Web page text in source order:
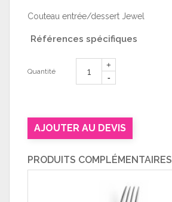
Couteau entrée/dessert Jewel
Références spécifiques
Quantité
AJOUTER AU DEVIS
PRODUITS COMPLÉMENTAIRES